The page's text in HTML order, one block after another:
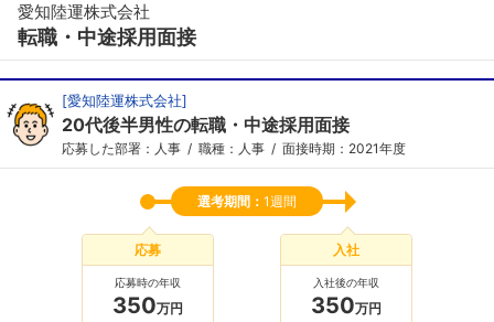
愛知陸運株式会社
転職・中途採用面接
[愛知陸運株式会社]
20代後半男性の転職・中途採用面接
応募した部署：人事 職種：人事 面接時期：2021年度
選考期間： 1週間
応募
応募時の年収
350万円
入社
入社後の年収
350万円